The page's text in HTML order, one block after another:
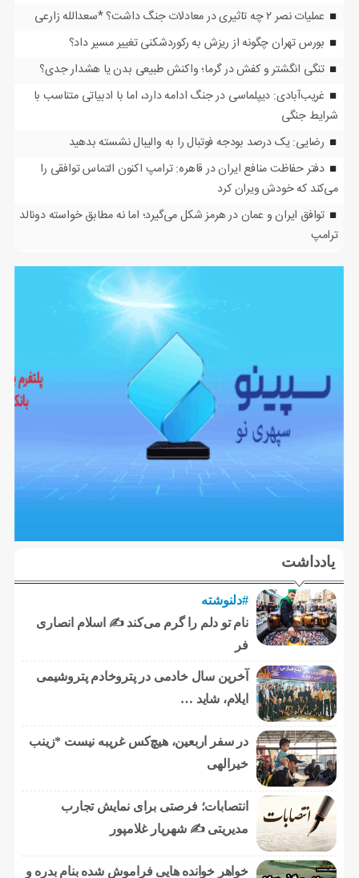
عملیات نصر ۲ چه تاثیری در معادلات جنگ داشت؟ *سعدالله زارعی
بورس تهران چگونه از ریزش به رکوردشکنی تغییر مسیر داد؟
تنگی انگشتر و کفش در گرما؛ واکنش طبیعی بدن یا هشدار جدی؟
غریب‌آبادی: دیپلماسی در جنگ ادامه دارد، اما با ادبیاتی متناسب با
شرایط جنگی
رضایی: یک درصد بودجه فوتبال را به والیبال نشسته بدهید
دفتر حفاظت منافع ایران در قاهره: ترامپ اکنون التماس توافقی را
می‌کند که خودش ویران کرد
توافق ایران و عمان در هرمز شکل می‌گیرد؛ اما نه مطابق خواسته دونالد
ترامپ
یادداشت
#دلنوشته
نام تو دلم را گرم می‌کند ✍️ اسلام انصاری
فر
آخرین سال خادمی در پتروخادم پتروشیمی
ایلام، شاید …
در سفر اربعین، هیچ‌کس غریبه نیست *زینب
خیرالهی
انتصابات؛ فرصتی برای نمایش تجارب
مدیریتی ✍ شهریار غلامپور
خواهر خوانده هایی فراموش شده بنام بدره و